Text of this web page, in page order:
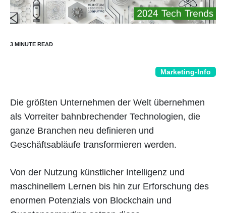
Marketing-Info
Die größten Unternehmen der Welt übernehmen
als Vorreiter bahnbrechender Technologien, die
ganze Branchen neu definieren und
Geschäftsabläufe transformieren werden.
Von der Nutzung künstlicher Intelligenz und
maschinellem Lernen bis hin zur Erforschung des
enormen Potenzials von Blockchain und